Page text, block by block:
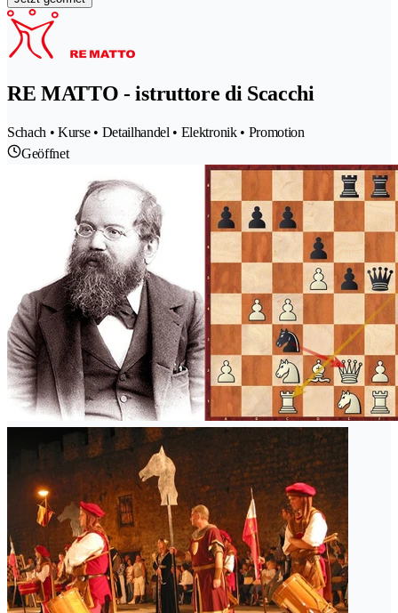
RE MATTO - istruttore di Scacchi
Schach • Kurse • Detailhandel • Elektronik • Promotion
Geöffnet